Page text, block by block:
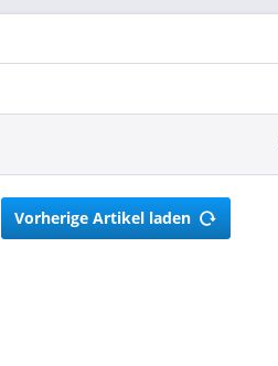
Vorherige Artikel laden